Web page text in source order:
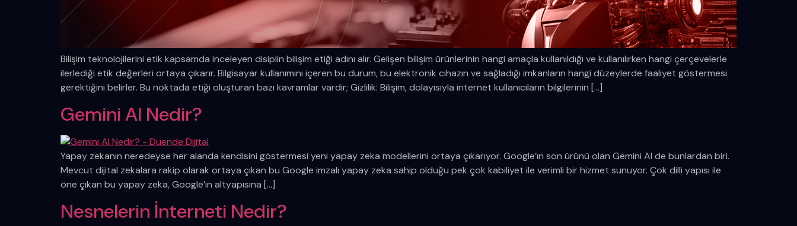
Bilişim teknolojilerini etik kapsamda inceleyen disiplin bilişim etiği adını alır. Gelişen bilişim ürünlerinin hangi amaçla kullanıldığı ve kullanılırken hangi çerçevelerle
ilerlediği etik değerleri ortaya çıkarır. Bilgisayar kullanımını içeren bu durum, bu elektronik cihazın ve sağladığı imkanların hangi düzeylerde faaliyet göstermesi
gerektiğini belirler. Bu noktada etiği oluşturan bazı kavramlar vardır; Gizlilik: Bilişim, dolayısıyla internet kullanıcıların bilgilerinin […]
Gemini AI Nedir?
Yapay zekanın neredeyse her alanda kendisini göstermesi yeni yapay zeka modellerini ortaya çıkarıyor. Google’ın son ürünü olan Gemini AI de bunlardan biri.
Mevcut dijital zekalara rakip olarak ortaya çıkan bu Google imzalı yapay zeka sahip olduğu pek çok kabiliyet ile verimli bir hizmet sunuyor. Çok dilli yapısı ile
öne çıkan bu yapay zeka, Google’ın altyapısına […]
Nesnelerin İnterneti Nedir?